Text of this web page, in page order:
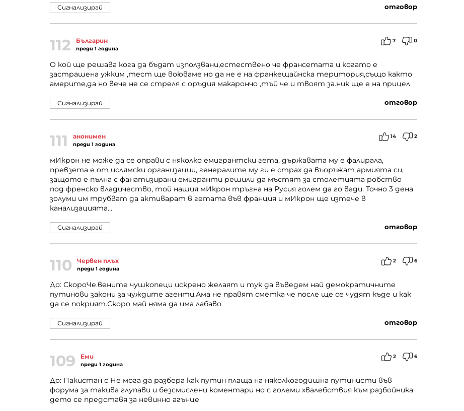
отговор
Сигнализирай
112 Българин
преди 1 година
7 0
О кой ще решава кога да бъдат използвани,естествено че франсетата и когато е
застрашена ужким ,тест ще воюваме но да не е на франкещайнска територия,също както
америте,да но вече не се стреля с оръдия макарончо ,тъй че и твоят за.ник ще е на прицел
отговор
Сигнализирай
111 анонимен
преди 1 година
14 2
мИкрон не може да се оправи с няколко емигрантски гета, държавата му е фалирала,
превзета е от ислямски организации, генералите му ги е страх да въоръжат армията си,
защото е пълна с фанатизирани емигранти решили да мъстят за столетията робство
под френско владичество, той нашия мИкрон тръгна на Русия голем да го вади. Точно 3 дена
золуми им трубват да активарат в гетата във франция и мИкрон ще изтече в
канализацията...
отговор
Сигнализирай
110 Червен плъх
преди 1 година
2 6
До: СкороЧе.вените чушкопеци искрено желаят и тук да въведем най демократичните
путинови закони за чуждите агенти.Ама не правят сметка че после ще се чудят къде и как
да се покрият.Скоро май няма да има лабаво
отговор
Сигнализирай
109 Еми
преди 1 година
2 6
До: Пакистан с Не мога да разбера как путин плаща на няколкогодишна путинисти във
форума за такива глупави и безсмислени коментари но с големи хвалебствия към разбойника
дето се представя за невинно агънце